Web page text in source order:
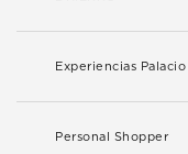
Experiencias Palacio
Personal Shopper